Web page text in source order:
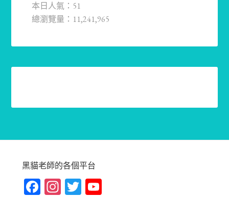
本日人氣：51
總瀏覽量：11,241,965
黑貓老師的各個平台
Fa In T Yo